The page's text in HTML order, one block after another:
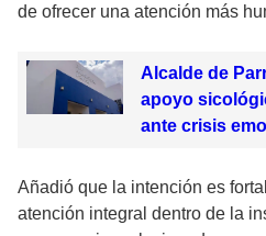
de ofrecer una atención más
Alcalde de
apoyo
ante crisis
Añadió que la intención es
atención integral dentro de la